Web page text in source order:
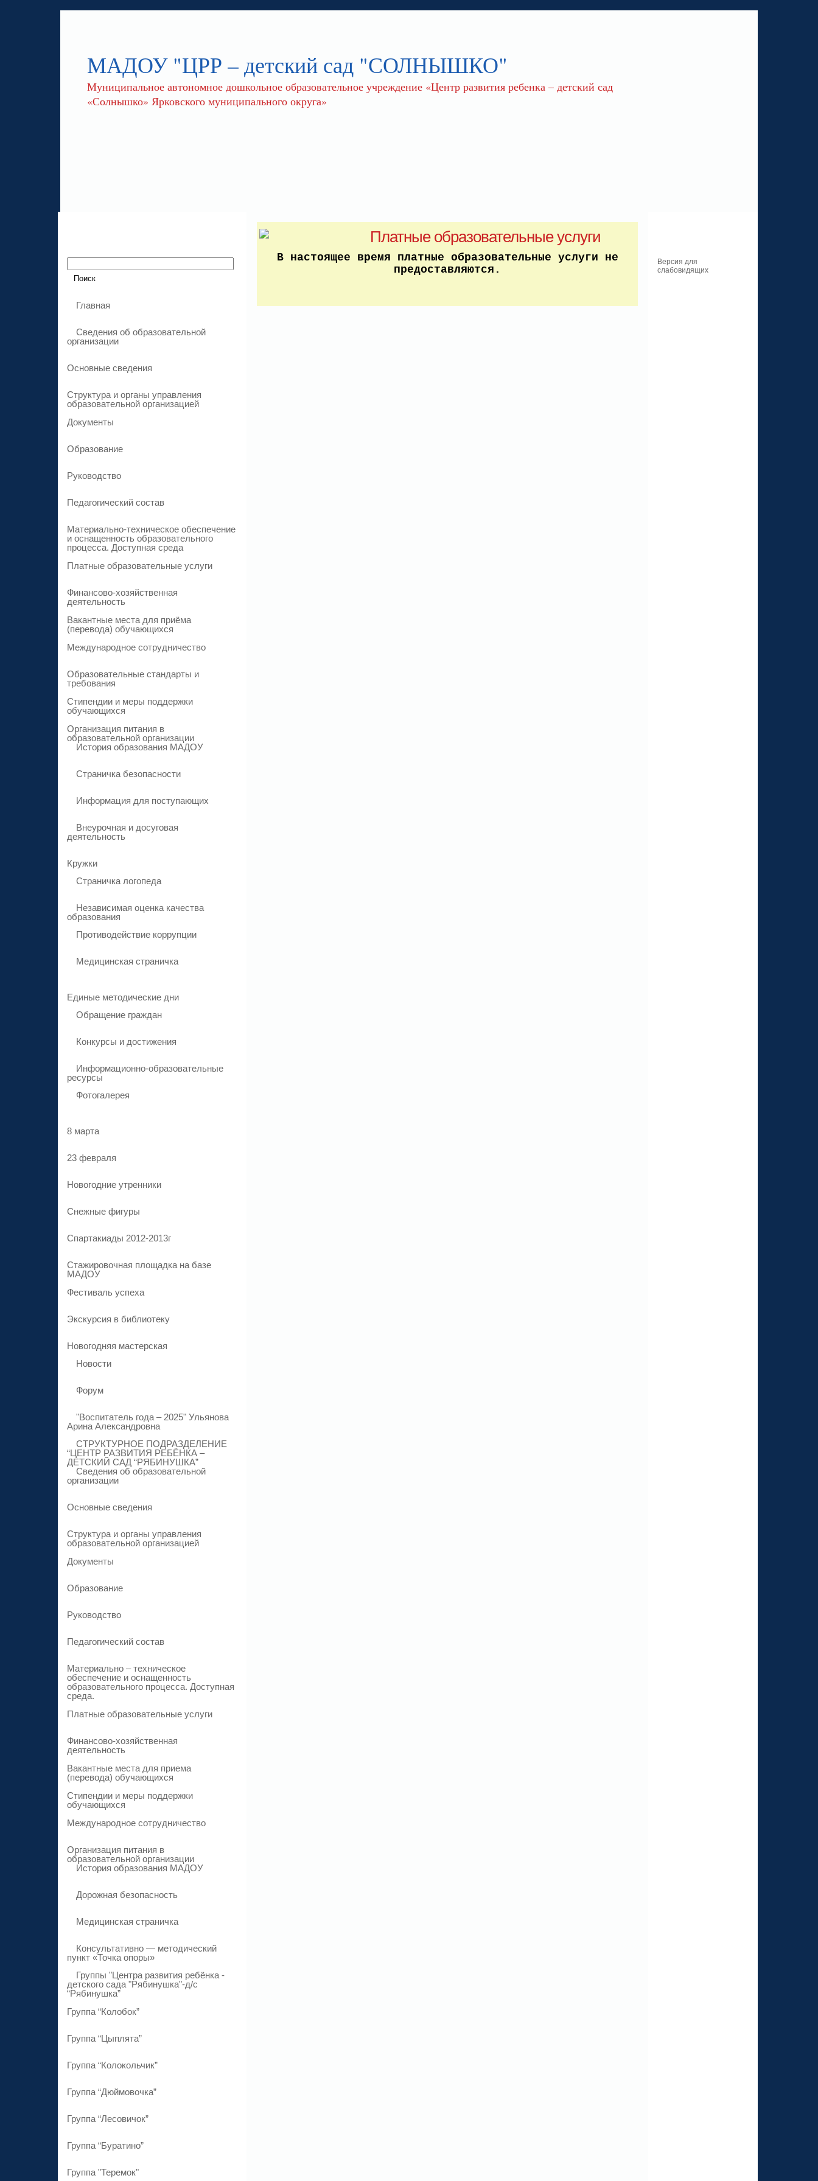
МАДОУ "ЦРР – детский сад "СОЛНЫШКО"
Муниципальное автономное дошкольное образовательное учреждение «Центр развития ребенка – детский сад
«Солнышко» Ярковского муниципального округа»
Главная
Сведения об образовательной
организации
Основные сведения
Структура и органы управления
образовательной организацией
Документы
Образование
Руководство
Педагогический состав
Материально-техническое обеспечение
и оснащенность образовательного
процесса. Доступная среда
Платные образовательные услуги
Финансово-хозяйственная
деятельность
Вакантные места для приёма
(перевода) обучающихся
Международное сотрудничество
Образовательные стандарты и
требования
Стипендии и меры поддержки
обучающихся
Организация питания в
образовательной организации
История образования МАДОУ
Страничка безопасности
Информация для поступающих
Внеурочная и досуговая
деятельность
Кружки
Страничка логопеда
Независимая оценка качества
образования
Противодействие коррупции
Медицинская страничка
Единые методические дни
Обращение граждан
Конкурсы и достижения
Информационно-образовательные
ресурсы
Фотогалерея
8 марта
23 февраля
Новогодние утренники
Cнежные фигуры
Спартакиады 2012-2013г
Стажировочная площадка на базе
МАДОУ
Фестиваль успеха
Экскурсия в библиотеку
Новогодняя мастерская
Новости
Форум
"Воспитатель года – 2025" Ульянова
Арина Александровна
СТРУКТУРНОЕ ПОДРАЗДЕЛЕНИЕ
“ЦЕНТР РАЗВИТИЯ РЕБЁНКА –
ДЕТСКИЙ САД “РЯБИНУШКА”
Сведения об образовательной
организации
Основные сведения
Структура и органы управления
образовательной организацией
Документы
Образование
Руководство
Педагогический состав
Материально – техническое
обеспечение и оснащенность
образовательного процесса. Доступная
среда.
Платные образовательные услуги
Финансово-хозяйственная
деятельность
Вакантные места для приема
(перевода) обучающихся
Стипендии и меры поддержки
обучающихся
Международное сотрудничество
Организация питания в
образовательной организации
История образования МАДОУ
Дорожная безопасность
Медицинская страничка
Консультативно — методический
пункт «Точка опоры»
Группы "Центра развития ребёнка -
детского сада "Рябинушка"-д/с
“Рябинушка”
Группа “Колобок”
Группа “Цыплята”
Группа “Колокольчик”
Группа “Дюймовочка”
Группа “Лесовичок”
Группа “Буратино”
Группа "Теремок"
Платные образовательные услуги
В настоящее время платные образовательные услуги не
предоставляются.
Версия для
слабовидящих